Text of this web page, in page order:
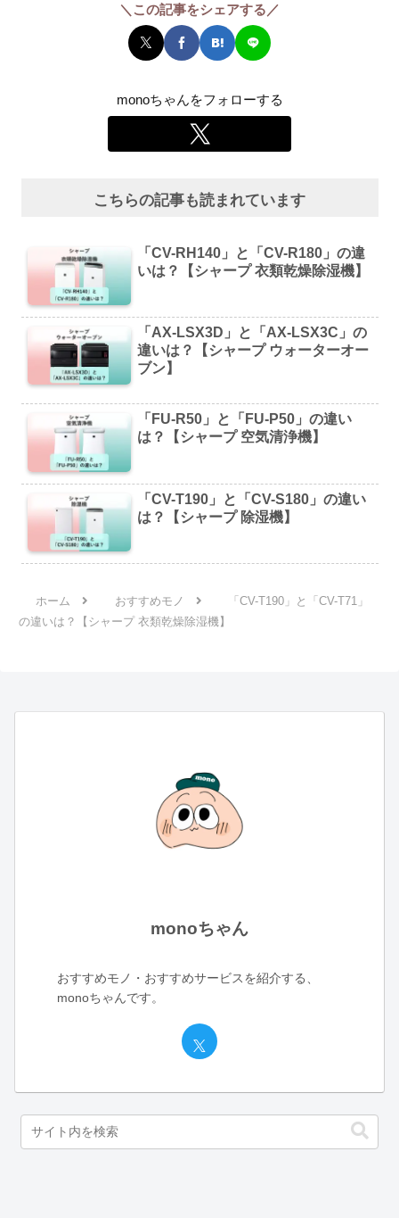
＼この記事をシェアする／
monoちゃんをフォローする
こちらの記事も読まれています
「CV-RH140」と「CV-R180」の違
いは？【シャープ 衣類乾燥除湿機】
「AX-LSX3D」と「AX-LSX3C」の
違いは？【シャープ ウォーターオー
ブン】
「FU-R50」と「FU-P50」の違い
は？【シャープ 空気清浄機】
「CV-T190」と「CV-S180」の違い
は？【シャープ 除湿機】
ホーム おすすめモノ
「CV-T190」と「CV-T71」
の違いは？【シャープ 衣類乾燥除湿機】
monoちゃん
おすすめモノ・おすすめサービスを紹介する、
monoちゃんです。